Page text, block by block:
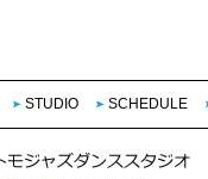
STUDIO SCHEDULE